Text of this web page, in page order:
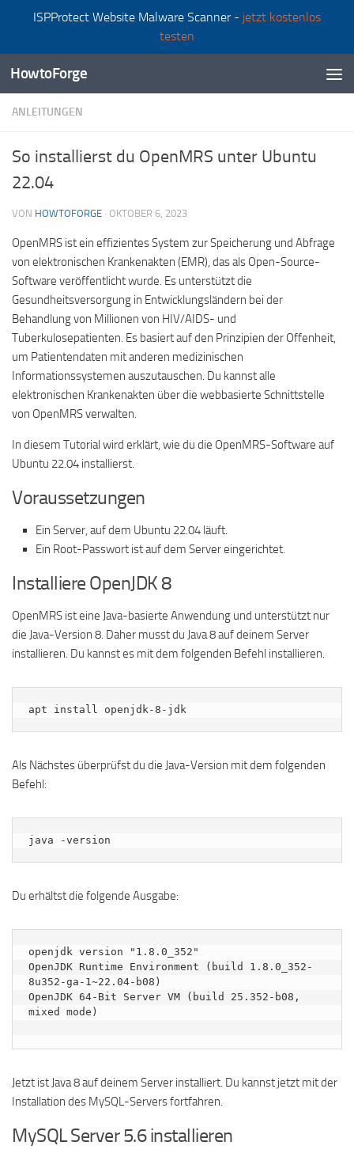
ISPProtect Website Malware Scanner - jetzt kostenlos
testen
Zum Inhalt springen
HowtoForge
ANLEITUNGEN
So installierst du OpenMRS unter Ubuntu
22.04
VON HOWTOFORGE · OKTOBER 6, 2023
OpenMRS ist ein effizientes System zur Speicherung und Abfrage
von elektronischen Krankenakten (EMR), das als Open-Source-
Software veröffentlicht wurde. Es unterstützt die
Gesundheitsversorgung in Entwicklungsländern bei der
Behandlung von Millionen von HIV/AIDS- und
Tuberkulosepatienten. Es basiert auf den Prinzipien der Offenheit,
um Patientendaten mit anderen medizinischen
Informationssystemen auszutauschen. Du kannst alle
elektronischen Krankenakten über die webbasierte Schnittstelle
von OpenMRS verwalten.
In diesem Tutorial wird erklärt, wie du die OpenMRS-Software auf
Ubuntu 22.04 installierst.
Voraussetzungen
Ein Server, auf dem Ubuntu 22.04 läuft.
Ein Root-Passwort ist auf dem Server eingerichtet.
Installiere OpenJDK 8
OpenMRS ist eine Java-basierte Anwendung und unterstützt nur
die Java-Version 8. Daher musst du Java 8 auf deinem Server
installieren. Du kannst es mit dem folgenden Befehl installieren.
apt install openjdk-8-jdk
Als Nächstes überprüfst du die Java-Version mit dem folgenden
Befehl:
java -version
Du erhältst die folgende Ausgabe:
openjdk version "1.8.0_352"
OpenJDK Runtime Environment (build 1.8.0_352-
8u352-ga-1~22.04-b08)
OpenJDK 64-Bit Server VM (build 25.352-b08,
mixed mode)
Jetzt ist Java 8 auf deinem Server installiert. Du kannst jetzt mit der
Installation des MySQL-Servers fortfahren.
MySQL Server 5.6 installieren